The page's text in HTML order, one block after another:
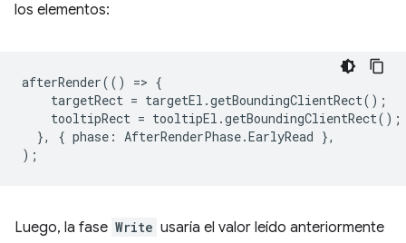
los elementos:
afterRender(() => {
targetRect = targetEl .getBoundingClientRect();
tooltipRect = tooltipEl .getBoundingClientRect();
},
{ phase : AfterRenderPhase.EarlyRead },
);
Luego, la fase Write usaría el valor leído anteriormente